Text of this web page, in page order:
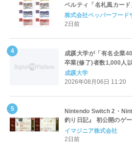
ベルティ「名札風カー
対応についてのご案内
株式会社ペッパーフード
2日前
成蹊大学が「有名企業
卒業(修了)者数1,000人
全国第1位を獲得！～
4.3pt）に伸長、東京の
成蹊大学
2026年08月06日 11:20
Nintendo Switch 2・
釣り日記』 初公開のゲ
公開！
イマジニア株式会社
2日前